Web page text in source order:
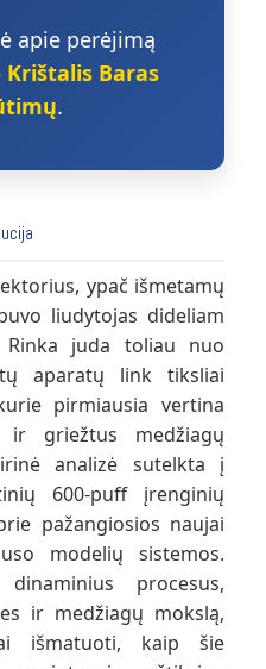
apie perėjimą
Krištalis Baras
.
ypač išmetamų
liudytojas dideliam
Rinka juda toliau nuo
aparatų link tiksliai
pirmiausia vertina
ir griežtus medžiagų
analizė sutelkta į
600-puff įrenginių
pažangiosios naujai
modelių sistemos.
procesus,
ir medžiagų mokslą,
išmatuoti, kaip šie